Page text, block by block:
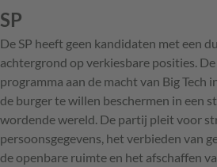
SP
De SP heeft geen kandidaten met een
achtergrond op verkiesbare posities.
programma aan de macht van Big Tech
de burger te willen beschermen in een
wordende wereld. De partij pleit voor
persoonsgegevens, het verbieden van
de openbare ruimte en het afschaffen